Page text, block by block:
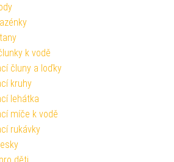
k vodě
čluny a loďky
kruhy
lehátka
míče k vodě
rukávky